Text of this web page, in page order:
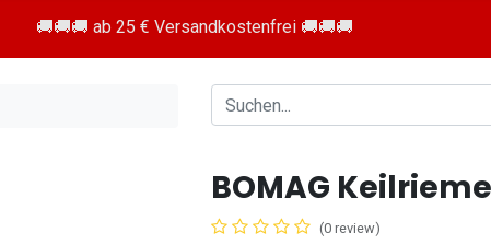
🚚🚚🚚 ab 25 € Versandkostenfrei 🚚🚚🚚
BOMAG
(0 review)